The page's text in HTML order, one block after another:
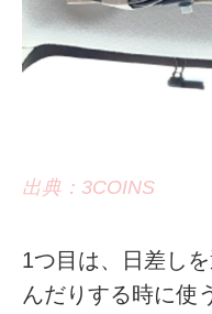
出典：3COINS
1つ目は、日差し
んだりする時に使